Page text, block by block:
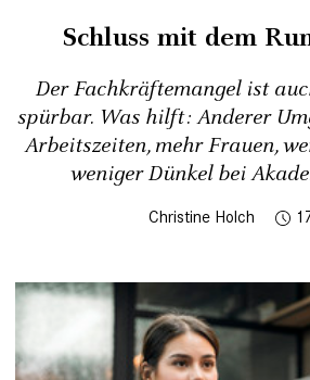
Schluss mit dem
Der Fachkräftemangel ist
spürbar. Was hilft: Anderer
Arbeitszeiten, mehr Frauen,
weniger Dünkel bei
Christine Holch